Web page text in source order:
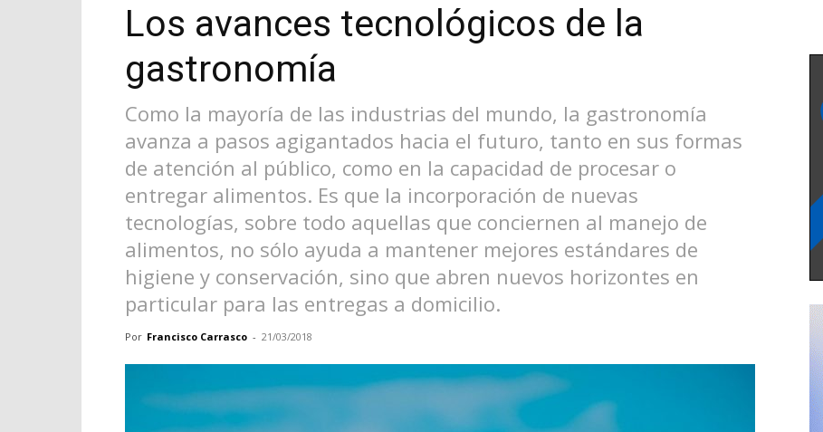
Los avances tecnológicos de la
gastronomía
Como la mayoría de las industrias del mundo, la gastronomía
avanza a pasos agigantados hacia el futuro, tanto en sus formas
de atención al público, como en la capacidad de procesar o
entregar alimentos. Es que la incorporación de nuevas
tecnologías, sobre todo aquellas que conciernen al manejo de
alimentos, no sólo ayuda a mantener mejores estándares de
higiene y conservación, sino que abren nuevos horizontes en
particular para las entregas a domicilio.
Por Francisco Carrasco - 21/03/2018